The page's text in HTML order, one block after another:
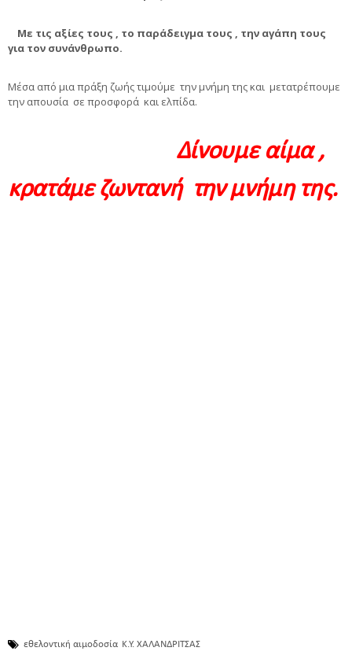
Με τις αξίες τους , το παράδειγμα τους , την αγάπη τους
για τον συνάνθρωπο.
Μέσα από μια πράξη ζωής τιμούμε την μνήμη της και μετατρέπουμε
την απουσία σε προσφορά και ελπίδα.
Δίνουμε αίμα ,
κρατάμε ζωντανή την μνήμη της.
εθελοντική αιμοδοσία Κ.Υ. ΧΑΛΑΝΔΡΙΤΣΑΣ